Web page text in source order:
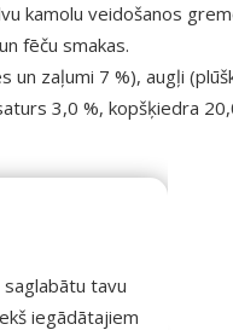
tavu
iegādātajiem
kamolu veidošanos
fēču smakas.
zaļumi 7 %), augļi
3,0 %, kopšķiedra
Sēklas
Granulas
Jūrascūciņa